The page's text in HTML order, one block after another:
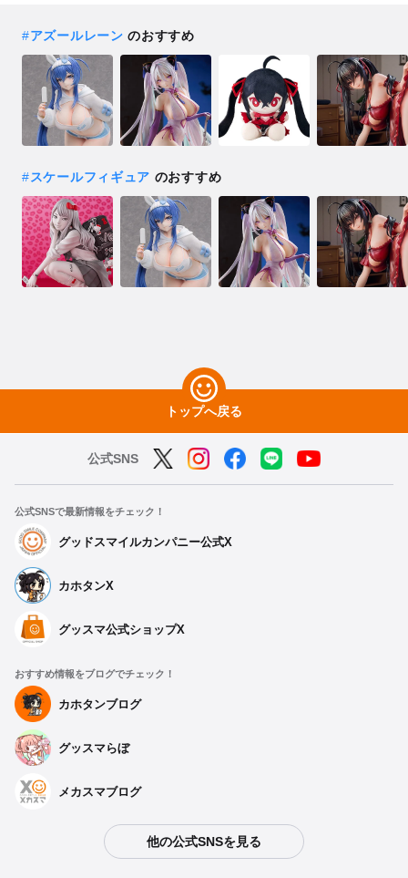
#アズールレーン のおすすめ
#スケールフィギュア のおすすめ
トップへ戻る
公式SNS
公式SNSで最新情報をチェック！
グッドスマイルカンパニー公式X
カホタンX
グッスマ公式ショップX
おすすめ情報をブログでチェック！
カホタンブログ
グッスマらぼ
メカスマブログ
他の公式SNSを見る